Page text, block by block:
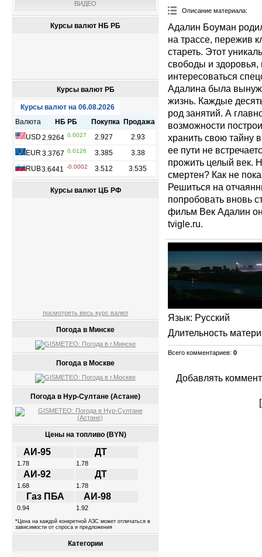
ВИДЕО
Курсы валют НБ РБ
Курсы валют РБ
Курсы валют ЦБ РФ
посмотреть весь курс валют
Погода в Минске
Погода в Москве
Погода в Нур-Султане (Астане)
Цены на топливо (BYN)
АИ-95 ДТ
1.78 1.78
АИ-92 ДТ
1.68 1.78
Газ ПБА АИ-98
0.94 1.92
*Цена на каждой конкретной АЗС может отличаться в
зависимости от спроса и предложения
Категории
Описание материала:
Адалин Боуман
на трассе, пережив
стареть. Этот
свободы и
интересоваться
Адалина была
жизнь. Каждые
род занятий. А
возможности
хранить свою тайну
ее пути не
прожить целый век.
смертен? Как не
Решиться на
попробовать вновь
фильм Век Адалин
tvigle.ru.
Язык: Русский
Длительность
Всего комментариев: 0
Добавлять